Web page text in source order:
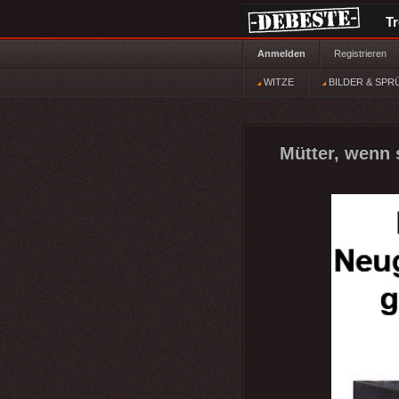
Anmelden Registrieren
WITZE BILDER &
Mütter, wenn